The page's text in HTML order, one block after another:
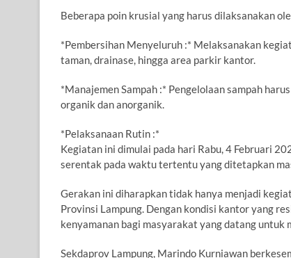
Beberapa poin krusial yang harus dilaksanakan
*Pembersihan Menyeluruh :* Melaksanakan
taman, drainase, hingga area parkir kantor.
*Manajemen Sampah :* Pengelolaan sampah
organik dan anorganik.
*Pelaksanaan Rutin :*
Kegiatan ini dimulai pada hari Rabu, 4 Februari
serentak pada waktu tertentu yang ditetapkan
Gerakan ini diharapkan tidak hanya menjadi
Provinsi Lampung. Dengan kondisi kantor yang
kenyamanan bagi masyarakat yang datang untuk
Sekdaprov Lampung, Marindo Kurniawan